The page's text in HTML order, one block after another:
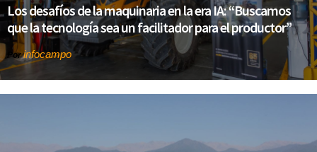
Los desafíos de la maquinaria en la era IA: “Buscamos
que la tecnología sea un facilitador para el productor”
Porinfocampo